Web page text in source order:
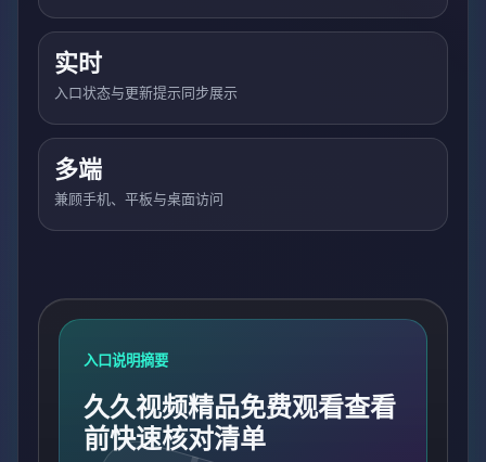
实时
入口状态与更新提示同步展示
多端
兼顾手机、平板与桌面访问
入口说明摘要
久久视频精品免费观看查看
前快速核对清单